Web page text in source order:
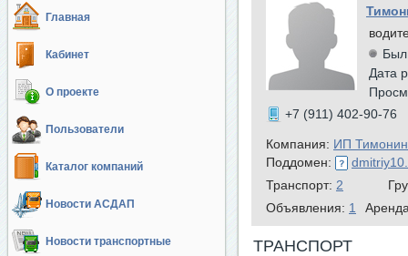
Главная
Кабинет
О проекте
Пользователи
Каталог компаний
Новости АСДАП
Новости транспортные
Был
Дата
+7 (911) 402-90-76
Компания: ИП
Поддомен:
Транспорт: 2
Объявления: 1
ТРАНСПОРТ